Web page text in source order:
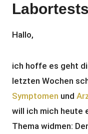
Labortests
Hallo,
ich hoffe es geht
letzten Wochen
Symptomen und
will ich mich heute
Thema widmen: